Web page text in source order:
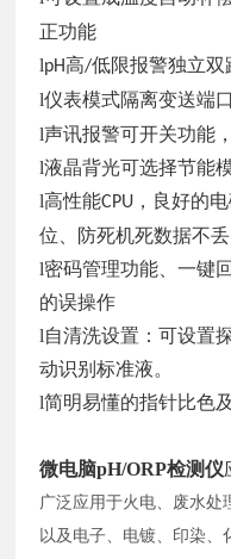
正功能
lpH高/低限报警独立双
l仪表模式隔离变送端
l声讯报警可开关功能
l液晶背光可选择节能
l高性能CPU ，良好的
位、防死机死数据不丢
l密码管理功能、一键
的误操作
l自清洗设置：可设置
动识别标准液。
l简明易懂的指针比色
微电脑pH/ORP检测仪
广泛应用于火电、废水
以及电子、电镀、印染、